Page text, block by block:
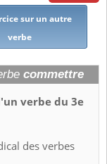
sur un autre
verbe
commettre
verbe du 3e
des verbes